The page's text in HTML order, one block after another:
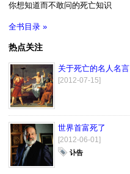
你想知道而不敢问的死亡知识
全书目录 »
热点关注
关于死亡的名人名言
[2012-07-15]
世界首富死了
[2012-06-01]
讣告